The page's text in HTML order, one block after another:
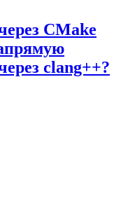
CMake
clang++?